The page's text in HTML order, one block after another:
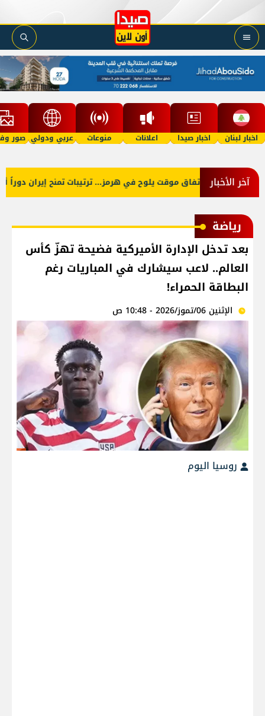
اخبار لبنان اخبار صيدا اعلانات منوعات عربي ودولي صور
آخر الأخباراتفاق موقت يلوح في هرمز... ترتيبات تمنح إيران دوراً
رياضة
بعد تدخل الإدارة الأميركية فضيحة تهزّ كأس
العالم.. لاعب سيشارك في المباريات رغم
البطاقة الحمراء!
الإثنين 06/تموز/2026 - 10:48 ص
روسيا اليوم